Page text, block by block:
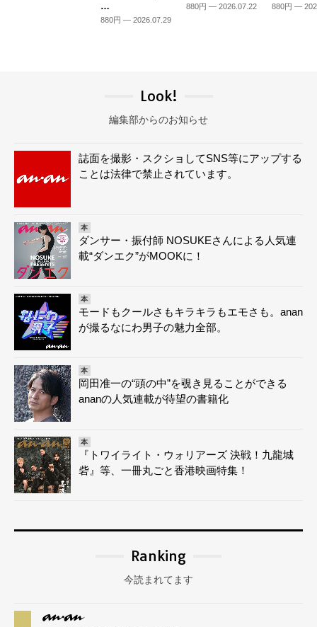
…
880円 — 2026.07.29
880円 — 2026.07.22 880円 —
Look!
編集部からのお知らせ
誌面を撮影・スクショしてSNS等にアップする
ことは法律で禁止されています。
本
ダンサー・振付師 NOSUKEさんによる人気連
載“ダンエク”がMOOKに！
本
モードもクールさもキラキラもエモさも。anan
が撮るなにわ男子の魅力全部。
本
岡田准一の“頭の中”を覗き見ることができる
ananの人気連載が待望の書籍化
本
『トワイライト・ウォリアーズ 決戦！九龍城
砦』等、一冊丸ごと香港映画特集！
Ranking
今読まれてます